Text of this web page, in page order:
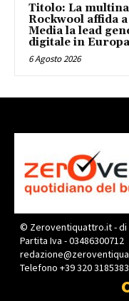
Titolo: La
Rockwool affida
Media la lead
digitale in
6 Agosto 2026
© Zeroventiquattro.it - di
Partita Iva - 03486300712
Telefono +39 320 3185383